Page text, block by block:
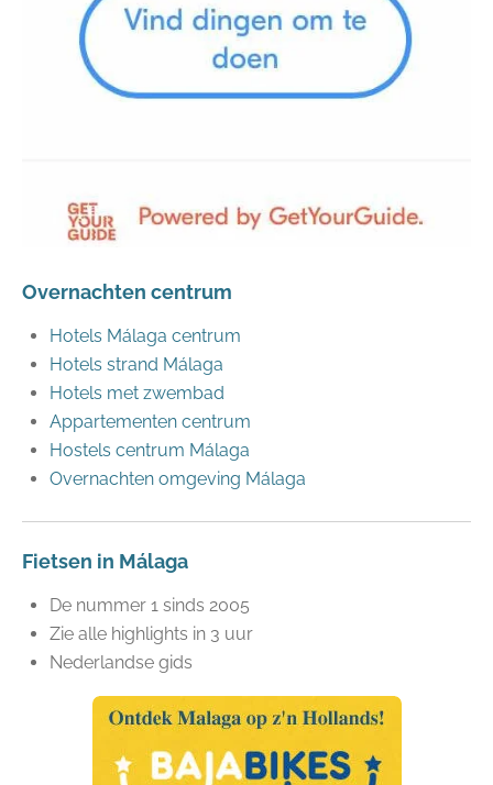
Overnachten centrum
Hotels Málaga centrum
Hotels strand Málaga
Hotels met zwembad
Appartementen centrum
Hostels centrum Málaga
Overnachten omgeving Málaga
Fietsen in Málaga
De nummer 1 sinds 2005
Zie alle highlights in 3 uur
Nederlandse gids